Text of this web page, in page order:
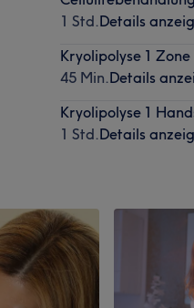
1 Std.Details
Kryolipolyse 1 Zone
45 Min.Details
Kryolipolyse 1
1 Std.Details